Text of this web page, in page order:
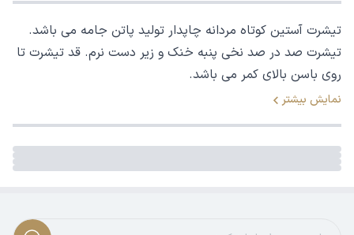
تیشرت آستین کوتاه مردانه چاپدار تولید پاتن جامه می باشد.
تیشرت صد در صد نخی پنبه خنک و زیر دست نرم. قد تیشرت تا
روی باسن بالای کمر می باشد.
نمایش بیشتر